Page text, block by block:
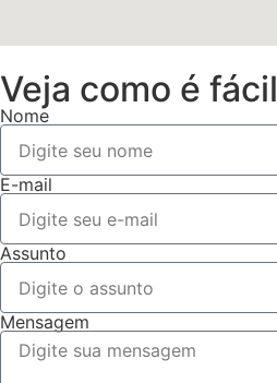
Veja como é fácil
Nome
E-mail
Assunto
Mensagem